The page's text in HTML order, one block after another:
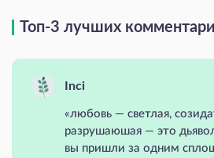
Топ-3 лучших
Inci
«любовь — светлая,
разрушаюшая — это
вы пришли за одним